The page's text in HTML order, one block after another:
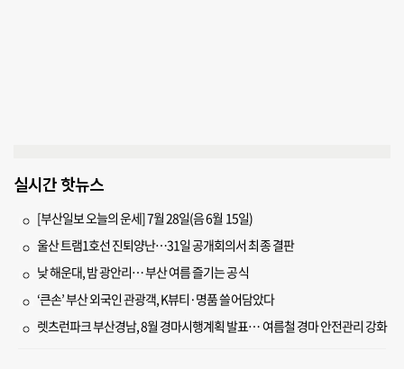
실시간 핫뉴스
[부산일보 오늘의 운세] 7월 28일(음 6월 15일)
울산 트램1호선 진퇴양난…31일 공개회의서 최종 결판
낮 해운대, 밤 광안리… 부산 여름 즐기는 공식
‘큰손’ 부산 외국인 관광객, K뷰티·명품 쓸어담았다
렛츠런파크 부산경남, 8월 경마시행계획 발표… 여름철 경마 안전관리 강화